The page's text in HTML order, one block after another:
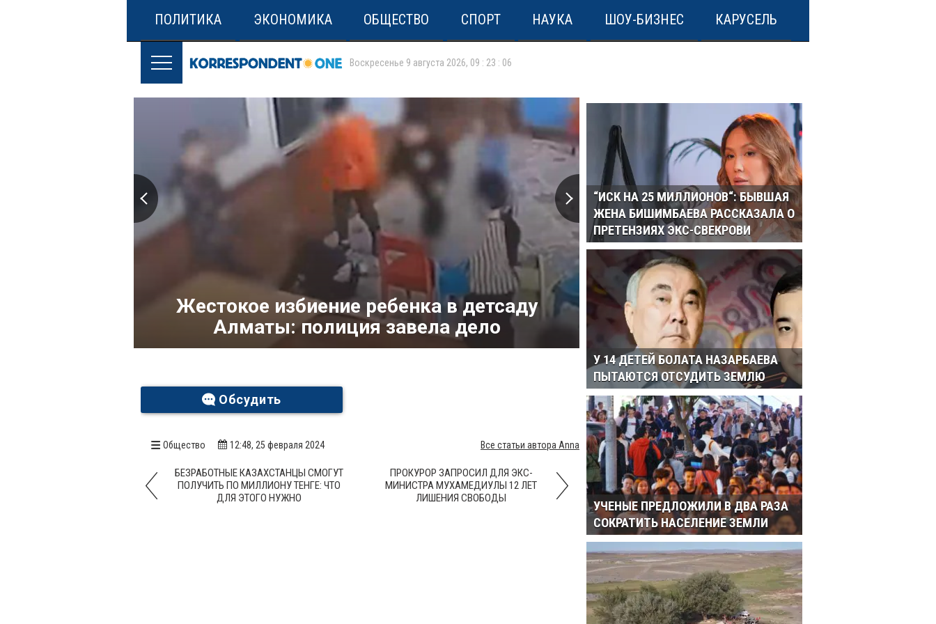
ПОЛИТИКА ЭКОНОМИКА ОБЩЕСТВО СПОРТ НАУКА ШОУ-БИЗНЕС КАРУСЕЛЬ
Воскресенье 9 августа 2026, 09 : 23 : 06
Жестокое избиение ребенка в детсаду
Алматы: полиция завела дело
Обсудить
Общество 12:48, 25 февраля 2024 Все статьи автора Anna
БЕЗРАБОТНЫЕ КАЗАХСТАНЦЫ СМОГУТ
ПОЛУЧИТЬ ПО МИЛЛИОНУ ТЕНГЕ: ЧТО
ДЛЯ ЭТОГО НУЖНО
ПРОКУРОР ЗАПРОСИЛ ДЛЯ ЭКС-
МИНИСТРА МУХАМЕДИУЛЫ 12 ЛЕТ
ЛИШЕНИЯ СВОБОДЫ
“ИСК НА 25 МИЛЛИОНОВ“: БЫВШАЯ
ЖЕНА БИШИМБАЕВА РАССКАЗАЛА О
ПРЕТЕНЗИЯХ ЭКС-СВЕКРОВИ
У 14 ДЕТЕЙ БОЛАТА НАЗАРБАЕВА
ПЫТАЮТСЯ ОТСУДИТЬ ЗЕМЛЮ
УЧЕНЫЕ ПРЕДЛОЖИЛИ В ДВА РАЗА
СОКРАТИТЬ НАСЕЛЕНИЕ ЗЕМЛИ